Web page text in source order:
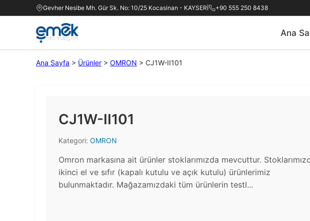
Gevher Nesibe Mh. Gür Sk. No: 10/25 Kocasinan - KAYSERİ +90 555 250 8438
Ana
Ana Sayfa > Ürünler > OMRON > CJ1W-II101
CJ1W-II101
Kategori: OMRON
Omron markasına ait ürünler stoklarımızda mevcuttur.
ikinci el ve sıfır (kapalı kutulu ve açık kutulu) ürünlerimiz
bulunmaktadır.​ Mağazamızdaki tüm ürünlerin testl...